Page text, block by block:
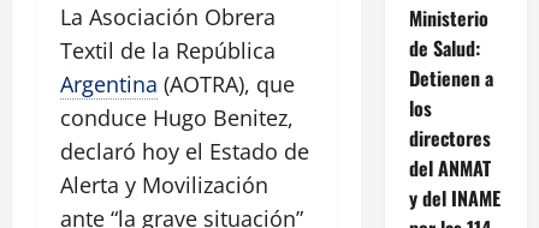
La Asociación Obrera
Textil de la República
Argentina (AOTRA), que
conduce Hugo Benitez,
declaró hoy el Estado de
Alerta y Movilización
ante “la grave situación”
Ministerio
de Salud:
Detienen a
los
directores
del ANMAT
y del INAME